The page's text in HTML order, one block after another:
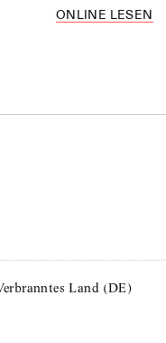
ONLINE LESEN
Land (DE)